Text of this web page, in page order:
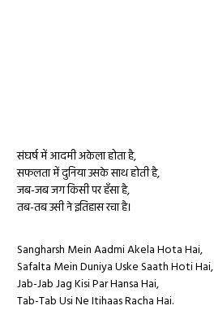
संघर्ष में आदमी अकेला होता है,
सफलता में दुनिया उसके साथ होती है,
जब-जब जग किसी पर हँसा है,
तब-तब उसी ने इतिहास रचा है।
Sangharsh Mein Aadmi Akela Hota Hai,
Safalta Mein Duniya Uske Saath Hoti Hai,
Jab-Jab Jag Kisi Par Hansa Hai,
Tab-Tab Usi Ne Itihaas Racha Hai.